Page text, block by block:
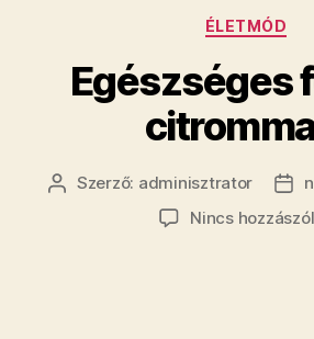
ÉLETMÓD
Egészséges
Bejegyzés
Szerző: adminisztrator
Nincs